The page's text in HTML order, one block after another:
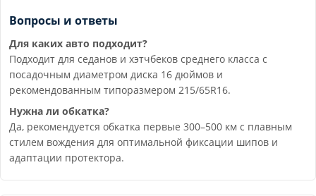
Вопросы и ответы
Для каких авто подходит?
Подходит для седанов и хэтчбеков среднего класса с
посадочным диаметром диска 16 дюймов и
рекомендованным типоразмером 215/65R16.
Нужна ли обкатка?
Да, рекомендуется обкатка первые 300–500 км с плавным
стилем вождения для оптимальной фиксации шипов и
адаптации протектора.